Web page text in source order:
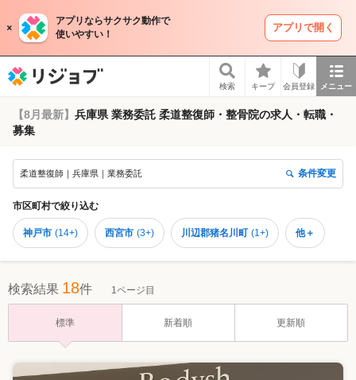
アプリならサクサク動作で
使いやすい！
アプリで開く
検索 キープ 会員登録 メニュー
【8月最新】 兵庫県 業務委託 柔道整復師・整骨院の求人・転職・
募集
柔道整復師｜兵庫県｜業務委託 条件変更
市区町村で絞り込む
神戸市 (14+) 西宮市 (3+) 川辺郡猪名川町 (1+) 他＋
検索結果 18件 1ページ目
標準 新着順 更新順